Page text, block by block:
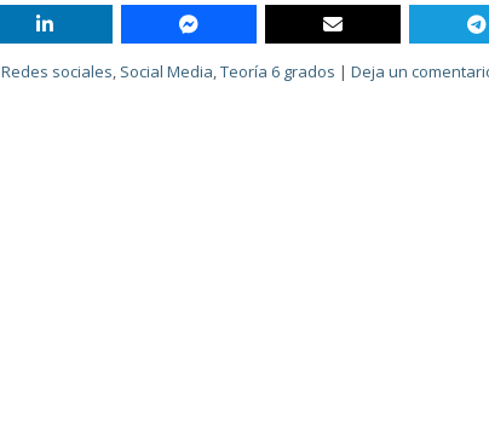
Redes sociales, Social Media,Teoría 6 grados |Deja un